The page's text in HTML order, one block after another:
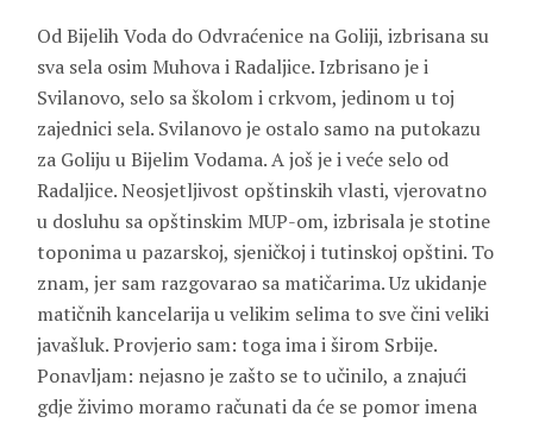
Od Bijelih Voda do Odvraćenice na Goliji, izbrisana su
sva sela osim Muhova i Radaljice. Izbrisano je i
Svilanovo, selo sa školom i crkvom, jedinom u toj
zajednici sela. Svilanovo je ostalo samo na putokazu
za Goliju u Bijelim Vodama. A još je i veće selo od
Radaljice. Neosjetljivost opštinskih vlasti, vjerovatno
u dosluhu sa opštinskim MUP-om, izbrisala je stotine
toponima u pazarskoj, sjeničkoj i tutinskoj opštini. To
znam, jer sam razgovarao sa matičarima. Uz ukidanje
matičnih kancelarija u velikim selima to sve čini veliki
javašluk. Provjerio sam: toga ima i širom Srbije.
Ponavljam: nejasno je zašto se to učinilo, a znajući
gdje živimo moramo računati da će se pomor imena